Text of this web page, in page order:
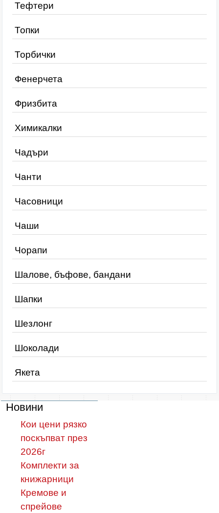
Тефтери
Топки
Торбички
Фенерчета
Фризбита
Химикалки
Чадъри
Чанти
Часовници
Чаши
Чорапи
Шалове, бъфове, бандани
Шапки
Шезлонг
Шоколади
Якета
Новини
Кои цени рязко
поскъпват през
2026г
Комплекти за
книжарници
Кремове и
спрейове